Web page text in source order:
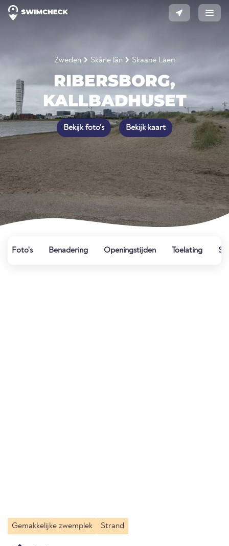
Zweden Skåne län Skaane Laen
RIBERSBORG,
KALLBADHUSET
Bekijk foto's Bekijk kaart
Foto's Benadering Openingstijden Toelating
Gemakkelijke zwemplek Strand